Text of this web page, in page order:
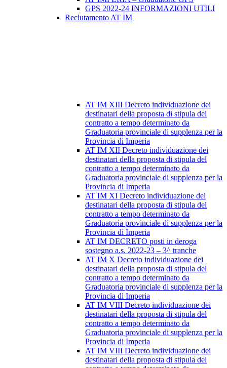
GPS 2022-24 INFORMAZIONI UTILI
Reclutamento AT IM
AT IM XIII Decreto individuazione dei
destinatari della proposta di stipula del
contratto a tempo determinato da
Graduatoria provinciale di supplenza per la
Provincia di Imperia
AT IM XII Decreto individuazione dei
destinatari della proposta di stipula del
contratto a tempo determinato da
Graduatoria provinciale di supplenza per la
Provincia di Imperia
AT IM XI Decreto individuazione dei
destinatari della proposta di stipula del
contratto a tempo determinato da
Graduatoria provinciale di supplenza per la
Provincia di Imperia
AT IM DECRETO posti in deroga
sostegno a.s. 2022-23 – 3^ tranche
AT IM X Decreto individuazione dei
destinatari della proposta di stipula del
contratto a tempo determinato da
Graduatoria provinciale di supplenza per la
Provincia di Imperia
AT IM VIII Decreto individuazione dei
destinatari della proposta di stipula del
contratto a tempo determinato da
Graduatoria provinciale di supplenza per la
Provincia di Imperia
AT IM VIII Decreto individuazione dei
destinatari della proposta di stipula del